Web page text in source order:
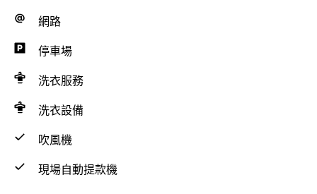
網路
停車場
洗衣服務
洗衣設備
吹風機
現場自動提款機